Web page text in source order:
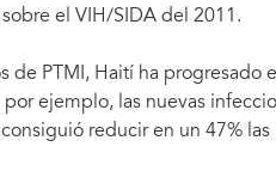
el VIH/SIDA del 2011.
de PTMI, Haití ha progresado
ejemplo, las nuevas
reducir en un 47%